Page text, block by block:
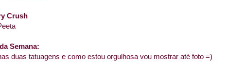
Crush
Semana:
duas tatuagens e como estou orgulhosa vou mostrar até foto =)